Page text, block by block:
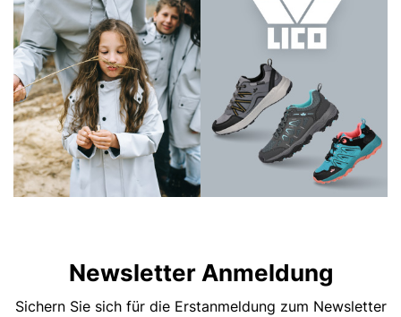
Newsletter Anmeldung
Sichern Sie sich für die Erstanmeldung zum Newsletter